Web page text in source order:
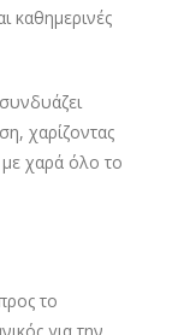
καθημερινές
χαρίζοντας
χαρά όλο το
το
για την